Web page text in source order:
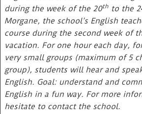
during the week of the 20thto the
Morgane, the school’s English
course during the second week of
vacation. For one hour each day,
very small groups (maximum of 5
group), students will hear and
English. Goal: understand and
English in a fun way. For more
hesitate to contact the school.